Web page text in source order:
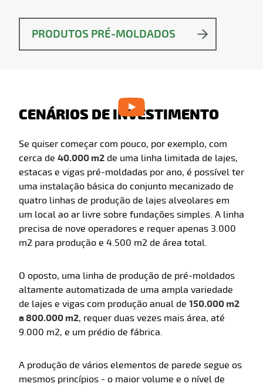
PRODUTOS PRÉ-MOLDADOS
CENÁRIOS DE INVESTIMENTO
Se quiser começar com pouco, por exemplo, com
cerca de 40.000 m2 de uma linha limitada de lajes,
estacas e vigas pré-moldadas por ano, é possível ter
uma instalação básica do conjunto mecanizado de
quatro linhas de produção de lajes alveolares em
um local ao ar livre sobre fundações simples. A linha
precisa de nove operadores e requer apenas 3.000
m2 para produção e 4.500 m2 de área total.
O oposto, uma linha de produção de pré-moldados
altamente automatizada de uma ampla variedade
de lajes e vigas com produção anual de 150.000 m2
a 800.000 m2, requer duas vezes mais área, até
9.000 m2, e um prédio de fábrica.
A produção de vários elementos de parede segue os
mesmos princípios - o maior volume e o nível de